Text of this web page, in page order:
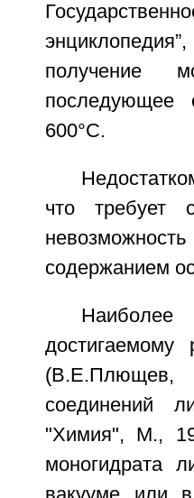
получение
последующее
600°С.
что требует
содержанием
Наиболее
достигаемому
соединений
"Химия", М.,
моногидрата